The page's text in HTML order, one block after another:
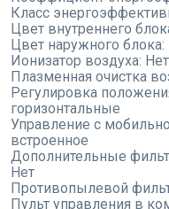
Класс
Цвет внутреннего
Цвет наружного блока:
Ионизатор воздуха: Нет
Плазменная очистка
Регулировка
горизонтальные
Управление с
встроенное
Дополнительные
Нет
Противопылевой
Пульт управления в